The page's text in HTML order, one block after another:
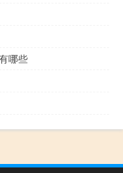
哪些